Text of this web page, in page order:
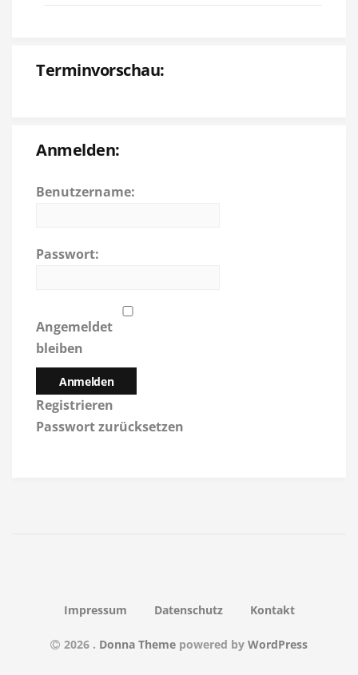
Terminvorschau:
Anmelden:
Benutzername:
Passwort:
Angemeldet
bleiben
Anmelden
Registrieren
Passwort zurücksetzen
Impressum Datenschutz Kontakt
2026 . Donna Theme powered by WordPress